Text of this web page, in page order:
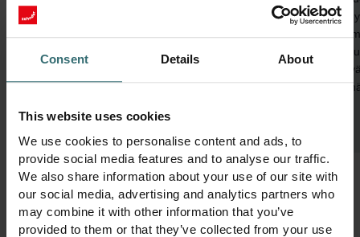
Consent Details About
This website uses cookies
We use cookies to personalise content and ads, to
provide social media features and to analyse our traffic.
We also share information about your use of our site with
our social media, advertising and analytics partners who
may combine it with other information that you’ve
provided to them or that they’ve collected from your use
Ilmanvaihtokoneet tuulettavat koko talon, ja
ilmanjakojärjestelmän kautta ilmaa tulee ja
poistuu oikeaan paikkaan. Talossa jo oleva